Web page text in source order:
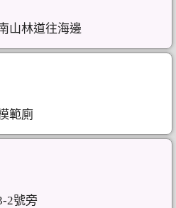
山林道往海邊
範廁
2號旁